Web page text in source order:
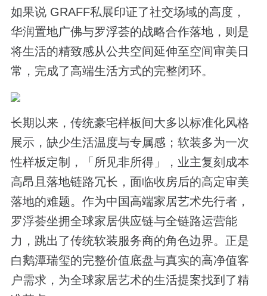
如果说 GRAFF私展印证了社交场域的高度，
华润置地广佛与罗浮荟的战略合作落地，则是
将生活的精致感从公共空间延伸至空间审美日
常，完成了高端生活方式的完整闭环。
长期以来，传统豪宅样板间大多以标准化风格
展示，缺少生活温度与专属感；软装多为一次
性样板定制，「所见非所得」，业主复刻成本
高昂且落地链路冗长，面临收房后的高定审美
落地的难题。作为中国高端家居艺术先行者，
罗浮荟坐拥全球家居供应链与全链路运营能
力，跳出了传统软装服务商的角色边界。正是
白鹅潭瑞玺的完整价值底盘与真实的高净值客
户需求，为全球家居艺术的生活提案找到了精